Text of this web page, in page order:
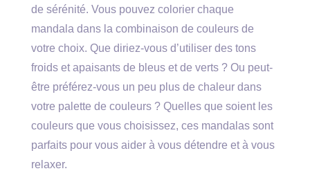
de sérénité. Vous pouvez colorier chaque
mandala dans la combinaison de couleurs de
votre choix. Que diriez-vous d’utiliser des tons
froids et apaisants de bleus et de verts ? Ou peut-
être préférez-vous un peu plus de chaleur dans
votre palette de couleurs ? Quelles que soient les
couleurs que vous choisissez, ces mandalas sont
parfaits pour vous aider à vous détendre et à vous
relaxer.